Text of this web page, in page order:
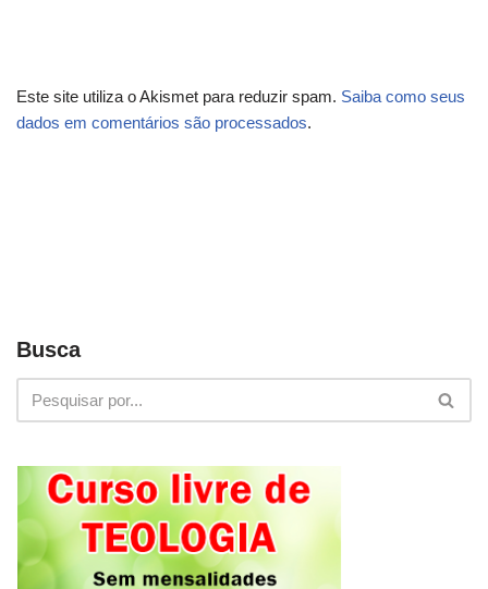
Este site utiliza o Akismet para reduzir spam. Saiba como seus
dados em comentários são processados.
Busca